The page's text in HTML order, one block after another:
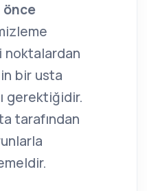
önce
noktalardan
bir usta
gerektiğidir.
tarafından